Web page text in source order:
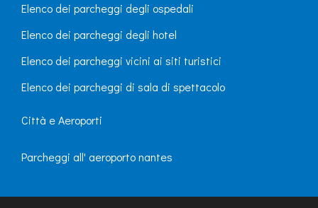
Elenco dei parcheggi degli ospedali
Elenco dei parcheggi degli hotel
Elenco dei parcheggi vicini ai siti turistici
Elenco dei parcheggi di sala di spettacolo
Città e Aeroporti
Parcheggi all' aeroporto nantes